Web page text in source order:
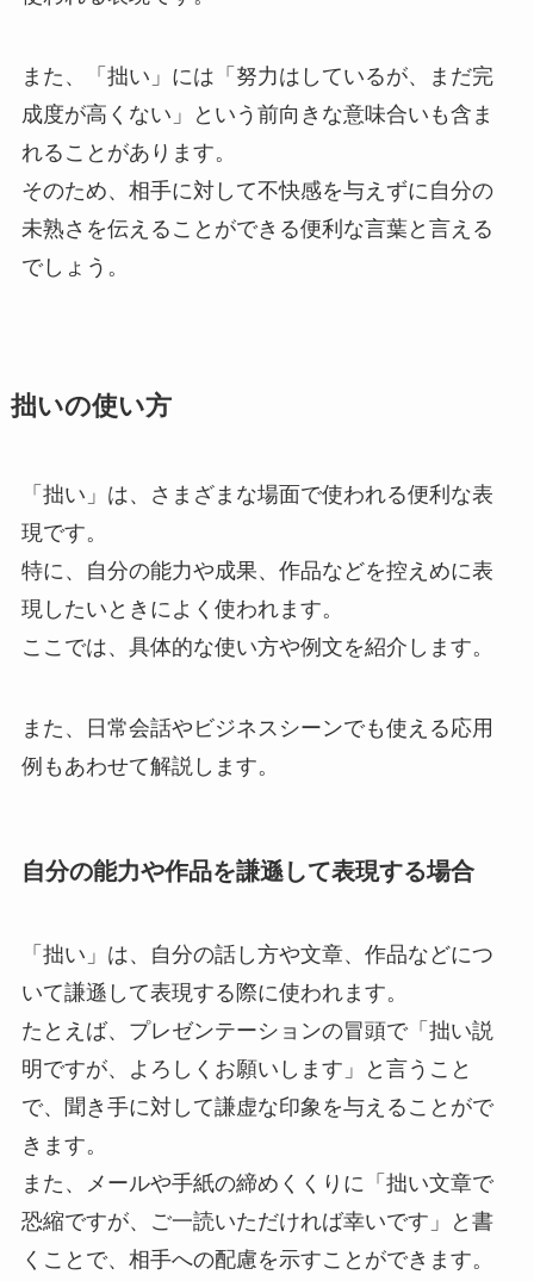
また、「拙い」には「努力はしているが、まだ完
成度が高くない」という前向きな意味合いも含ま
れることがあります。
そのため、相手に対して不快感を与えずに自分の
未熟さを伝えることができる便利な言葉と言える
でしょう。
拙いの使い方
「拙い」は、さまざまな場面で使われる便利な表
現です。
特に、自分の能力や成果、作品などを控えめに表
現したいときによく使われます。
ここでは、具体的な使い方や例文を紹介します。
また、日常会話やビジネスシーンでも使える応用
例もあわせて解説します。
自分の能力や作品を謙遜して表現する場合
「拙い」は、自分の話し方や文章、作品などにつ
いて謙遜して表現する際に使われます。
たとえば、プレゼンテーションの冒頭で「拙い説
明ですが、よろしくお願いします」と言うこと
で、聞き手に対して謙虚な印象を与えることがで
きます。
また、メールや手紙の締めくくりに「拙い文章で
恐縮ですが、ご一読いただければ幸いです」と書
くことで、相手への配慮を示すことができます。